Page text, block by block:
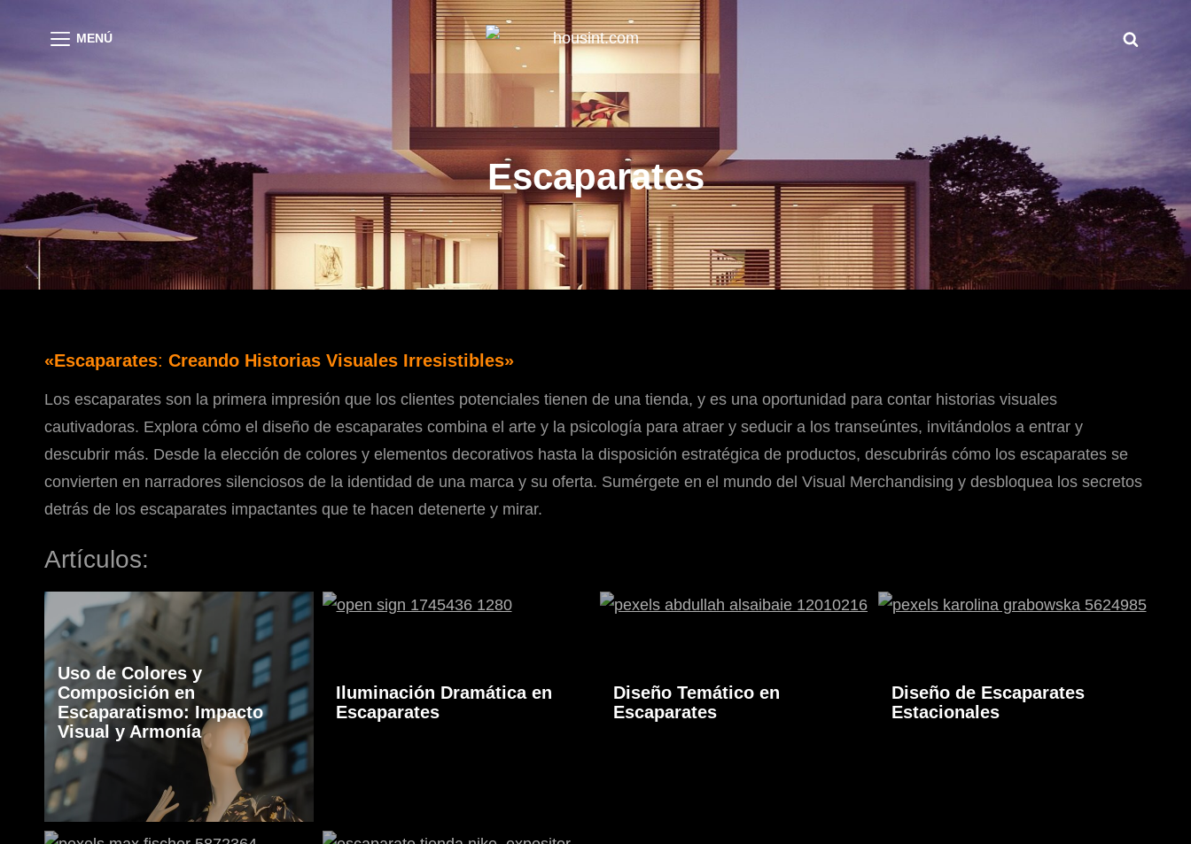
MENÚ
Escaparates
«Escaparates: Creando Historias Visuales Irresistibles»
Los escaparates son la primera impresión que los clientes potenciales tienen de una tienda, y es una oportunidad para contar historias visuales
cautivadoras. Explora cómo el diseño de escaparates combina el arte y la psicología para atraer y seducir a los transeúntes, invitándolos a entrar y
descubrir más. Desde la elección de colores y elementos decorativos hasta la disposición estratégica de productos, descubrirás cómo los escaparates se
convierten en narradores silenciosos de la identidad de una marca y su oferta. Sumérgete en el mundo del Visual Merchandising y desbloquea los secretos
detrás de los escaparates impactantes que te hacen detenerte y mirar.
Artículos:
Uso de Colores y
Composición en
Escaparatismo: Impacto
Visual y Armonía
Iluminación Dramática en
Escaparates
Diseño Temático en
Escaparates
Diseño de Escaparates
Estacionales